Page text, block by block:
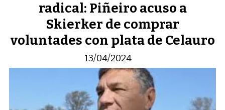
radical: Piñeiro acuso a
Skierker de comprar
voluntades con plata de Celauro
13/04/2024